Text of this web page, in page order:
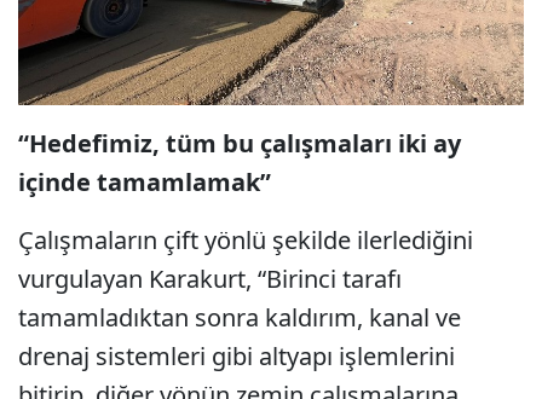
“Hedefimiz, tüm bu çalışmaları iki ay
içinde tamamlamak”
Çalışmaların çift yönlü şekilde ilerlediğini
vurgulayan Karakurt, “Birinci tarafı
tamamladıktan sonra kaldırım, kanal ve
drenaj sistemleri gibi altyapı işlemlerini